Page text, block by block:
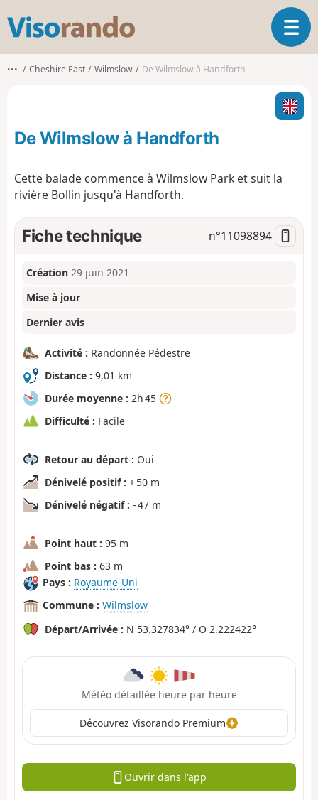
s
o
o
O
u
i
r
l
a
t
••• Cheshire East Wilmslow De Wilmslow à Handforth
De Wilmslow à Handforth
Cette balade commence à Wilmslow Park et suit la
rivière Bollin jusqu'à Handforth.
Fiche technique n°11098894
Création 29 juin 2021
Mise à jour –
Dernier avis –
Activité : Randonnée Pédestre
Distance : 9,01 km
Durée moyenne : 2h 45
Difficulté : Facile
Retour au départ : Oui
Dénivelé positif : + 50 m
Dénivelé négatif : - 47 m
Point haut : 95 m
Point bas : 63 m
Pays : Royaume-Uni
Commune : Wilmslow
Départ/Arrivée : N 53.327834° / O 2.222422°
Météo détaillée heure par heure
Découvrez Visorando Premium
Ouvrir dans l'app